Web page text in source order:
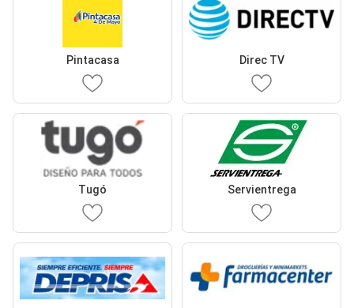
Pintacasa Direc TV
Tugó Servientrega